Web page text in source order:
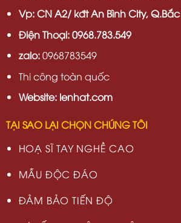
Vp: CN A2/ kđt An Bình City, Q.Bắc
Điện Thoại: 0968.783.549
zalo:0968783549
Thi công toàn quốc
Website: lenhat.com
TẠI SAO LẠI CHỌN CHÚNG TÔI
HOẠ SĨ TAY NGHỀ CAO
MẪU ĐỘC ĐÁO
ĐẢM BẢO TIẾN ĐỘ